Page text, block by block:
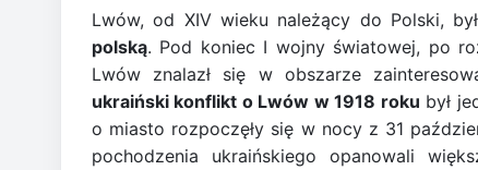
Lwów, od XIV wieku należący do Polski,
polską. Pod koniec I wojny światowej, po
Lwów znalazł się w obszarze
ukraiński konflikt o Lwów w 1918 roku był
o miasto rozpoczęły się w nocy z 31
pochodzenia ukraińskiego opanowali